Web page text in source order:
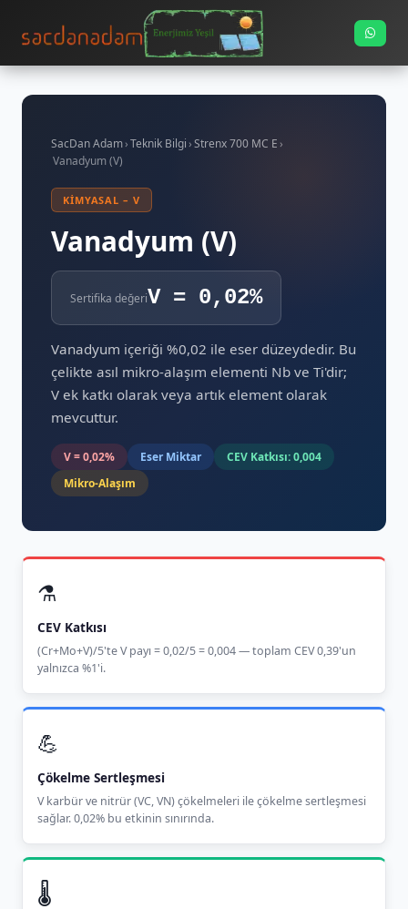
SacDan Adam›Teknik Bilgi›Strenx 700 MC E›
Vanadyum (V)
KIMYASAL – V
Vanadyum (V)
Sertifika değeriV = 0,02%
Vanadyum içeriği %0,02 ile eser düzeydedir. Bu
çelikte asıl mikro-alaşım elementi Nb ve Ti'dir;
V ek katkı olarak veya artık element olarak
mevcuttur.
V = 0,02% Eser Miktar
CEV Katkısı: 0,004
Mikro-Alaşım
⚗️
CEV Katkısı
(Cr+Mo+V)/5'te V payı = 0,02/5 = 0,004 — toplam CEV 0,39'un
yalnızca %1'i.
💪
Çökelme Sertleşmesi
V karbür ve nitrür (VC, VN) çökelmeleri ile çökelme sertleşmesi
sağlar. 0,02% bu etkinin sınırında.
🌡️